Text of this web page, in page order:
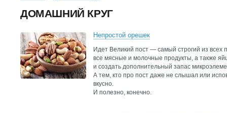
ДОМАШНИЙ КРУГ
Непростой орешек
Идет Великий пост — самый строгий из всех
все мясные и молочные продукты, а также
и создать дополнительный запас
А тем, кто про пост даже не слышал или
вкусно.
И полезно, конечно.